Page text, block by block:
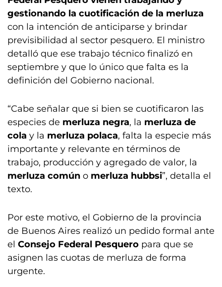
gestionando la cuotificación de la merluza
con la intención de anticiparse y brindar
previsibilidad al sector pesquero. El ministro
detalló que ese trabajo técnico finalizó en
septiembre y que lo único que falta es la
definición del Gobierno nacional.
“Cabe señalar que si bien se cuotificaron las
especies de merluza negra, la merluza de
cola y la merluza polaca, falta la especie más
importante y relevante en términos de
trabajo, producción y agregado de valor, la
merluza común o merluza hubbsi”, detalla el
texto.
Por este motivo, el Gobierno de la provincia
de Buenos Aires realizó un pedido formal ante
el Consejo Federal Pesquero para que se
asignen las cuotas de merluza de forma
urgente.